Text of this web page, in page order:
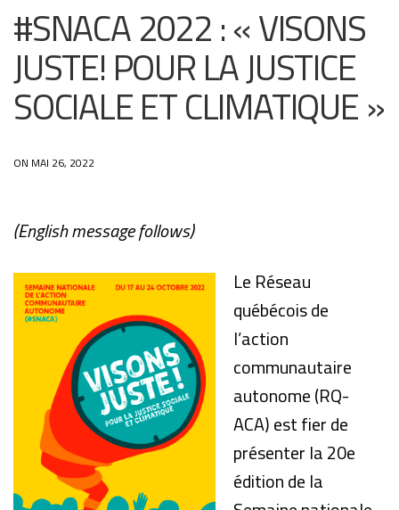
#SNACA 2022 : « VISONS
JUSTE! POUR LA JUSTICE
SOCIALE ET CLIMATIQUE »
ON MAI 26, 2022
(English message follows)
Le Réseau
québécois de
l’action
communautaire
autonome (RQ-
ACA) est fier de
présenter la 20e
édition de la